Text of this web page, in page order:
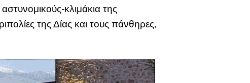
κλιμάκια της
της Δίας και τους πάνθηρες,